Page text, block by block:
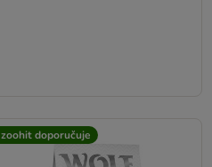
zoohit doporučuje